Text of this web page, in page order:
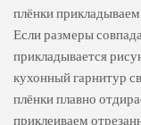
плёнки
Если размеры
прикладывается
кухонный гарнитур
плёнки плавно
приклеиваем